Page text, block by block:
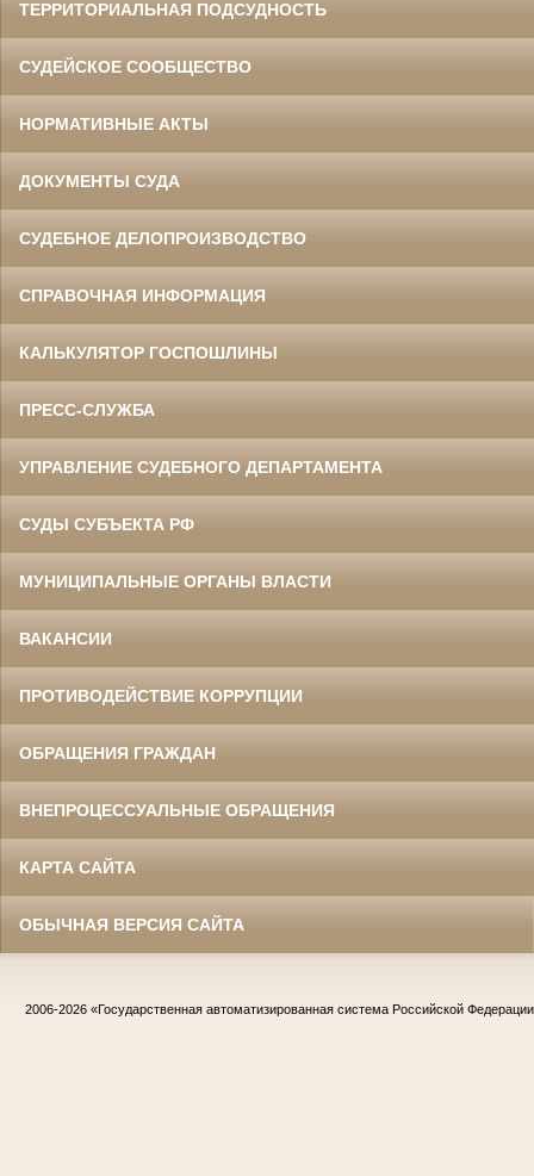
ТЕРРИТОРИАЛЬНАЯ ПОДСУДНОСТЬ
СУДЕЙСКОЕ СООБЩЕСТВО
НОРМАТИВНЫЕ АКТЫ
ДОКУМЕНТЫ СУДА
СУДЕБНОЕ ДЕЛОПРОИЗВОДСТВО
СПРАВОЧНАЯ ИНФОРМАЦИЯ
КАЛЬКУЛЯТОР ГОСПОШЛИНЫ
ПРЕСС-СЛУЖБА
УПРАВЛЕНИЕ СУДЕБНОГО ДЕПАРТАМЕНТА
СУДЫ СУБЪЕКТА РФ
МУНИЦИПАЛЬНЫЕ ОРГАНЫ ВЛАСТИ
ВАКАНСИИ
ПРОТИВОДЕЙСТВИЕ КОРРУПЦИИ
ОБРАЩЕНИЯ ГРАЖДАН
ВНЕПРОЦЕССУАЛЬНЫЕ ОБРАЩЕНИЯ
КАРТА САЙТА
ОБЫЧНАЯ ВЕРСИЯ САЙТА
2006-2026 «Государственная автоматизированная система Российской